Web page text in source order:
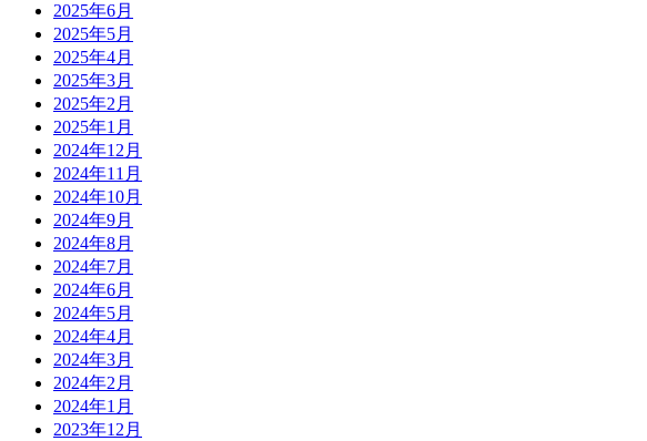
2025年6月
2025年5月
2025年4月
2025年3月
2025年2月
2025年1月
2024年12月
2024年11月
2024年10月
2024年9月
2024年8月
2024年7月
2024年6月
2024年5月
2024年4月
2024年3月
2024年2月
2024年1月
2023年12月